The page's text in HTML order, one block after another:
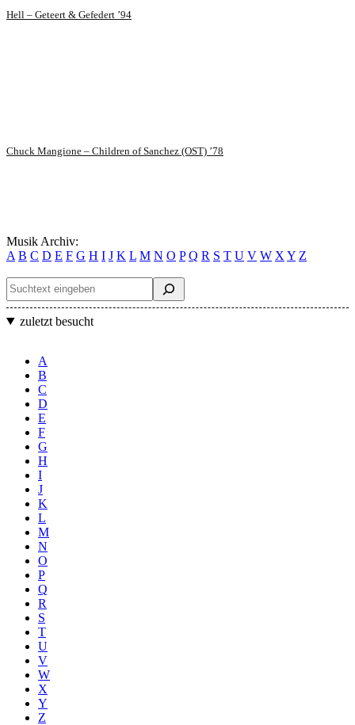
Hell – Geteert & Gefedert ’94
Chuck Mangione – Children of Sanchez (OST) ’78
Musik Archiv:
A B C D E F G H I J K L M N O P Q R S T U V W X Y Z
Suchen
zuletzt besucht
A
B
C
D
E
F
G
H
I
J
K
L
M
N
O
P
Q
R
S
T
U
V
W
X
Y
Z